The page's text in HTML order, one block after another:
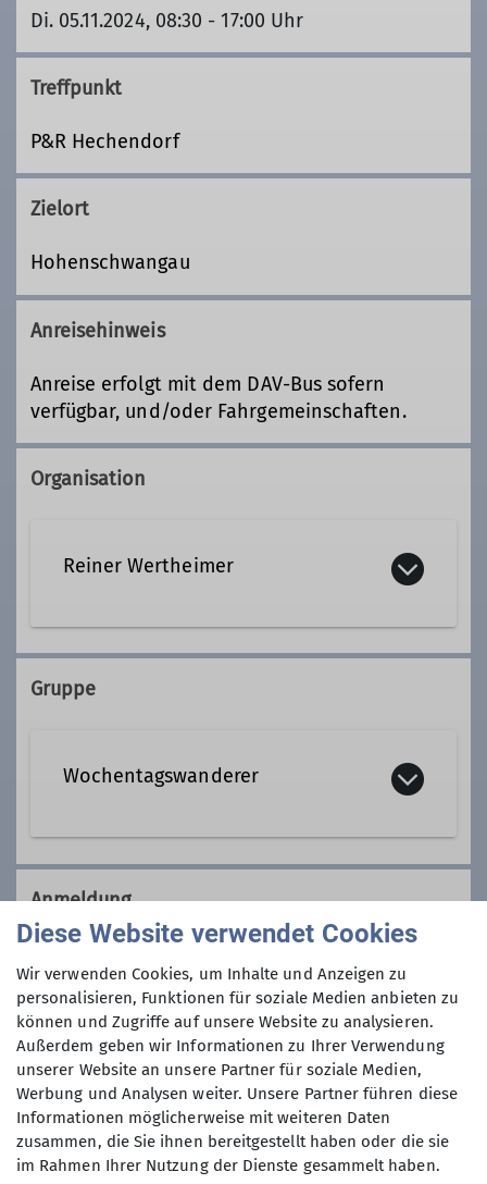
Di. 05.11.2024, 08:30 - 17:00 Uhr
Treffpunkt
P&R Hechendorf
Zielort
Hohenschwangau
Anreisehinweis
Anreise erfolgt mit dem DAV-Bus sofern
verfügbar, und/oder Fahrgemeinschaften.
Organisation
Reiner Wertheimer
08152 1251
Gruppe
Wochentagswanderer
Wir sind eine Gemeinschaft von
Wanderfreunden innerhalb der
Sektion, die
hauptsächlich jeden
Dienstag und Mittwoch, aber auch an
anderen Wochentagen in freier Natur
unterwegs sind.
Wer kann sich das wochentags
leisten?
Nun, alle die aus dem Berufsleben
ausgeschieden sind oder sonst über
ihre Zeit frei verfügen können und
körperlich in guter Verfassung sind.
Anmeldung
Anmeldung bis
04.11.2024
Maximale Teilnehmeranzahl
Diese Website verwendet Cookies
Wir verwenden Cookies, um Inhalte und Anzeigen zu
personalisieren, Funktionen für soziale Medien anbieten zu
können und Zugriffe auf unsere Website zu analysieren.
Außerdem geben wir Informationen zu Ihrer Verwendung
unserer Website an unsere Partner für soziale Medien,
Werbung und Analysen weiter. Unsere Partner führen diese
Informationen möglicherweise mit weiteren Daten
zusammen, die Sie ihnen bereitgestellt haben oder die sie
im Rahmen Ihrer Nutzung der Dienste gesammelt haben.